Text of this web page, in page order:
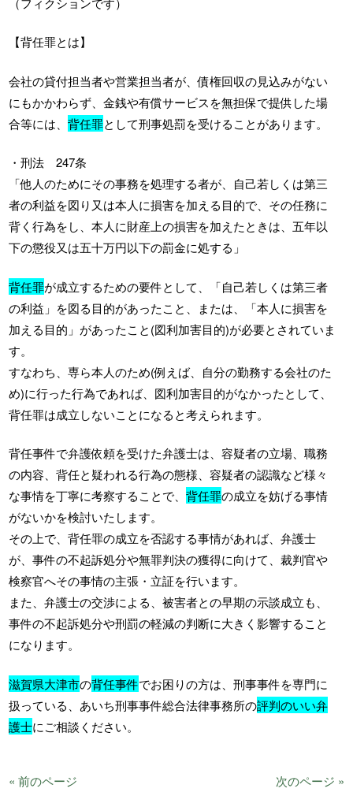
【背任罪とは】
会社の貸付担当者や営業担当者が、債権回収の見込みがない
にもかかわらず、金銭や有償サービスを無担保で提供した場
合等には、背任罪として刑事処罰を受けることがあります。
・刑法 247条
「他人のためにその事務を処理する者が、自己若しくは第三
者の利益を図り又は本人に損害を加える目的で、その任務に
背く行為をし、本人に財産上の損害を加えたときは、五年以
下の懲役又は五十万円以下の罰金に処する」
背任罪が成立するための要件として、「自己若しくは第三者
の利益」を図る目的があったこと、または、「本人に損害を
加える目的」があったこと(図利加害目的)が必要とされていま
す。
すなわち、専ら本人のため(例えば、自分の勤務する会社のた
め)に行った行為であれば、図利加害目的がなかったとして、
背任罪は成立しないことになると考えられます。
背任事件で弁護依頼を受けた弁護士は、容疑者の立場、職務
の内容、背任と疑われる行為の態様、容疑者の認識など様々
な事情を丁寧に考察することで、背任罪の成立を妨げる事情
がないかを検討いたします。
その上で、背任罪の成立を否認する事情があれば、弁護士
が、事件の不起訴処分や無罪判決の獲得に向けて、裁判官や
検察官へその事情の主張・立証を行います。
また、弁護士の交渉による、被害者との早期の示談成立も、
事件の不起訴処分や刑罰の軽減の判断に大きく影響すること
になります。
滋賀県大津市の背任事件でお困りの方は、刑事事件を専門に
扱っている、あいち刑事事件総合法律事務所の評判のいい弁
護士にご相談ください。
« 前のページ 次のページ »